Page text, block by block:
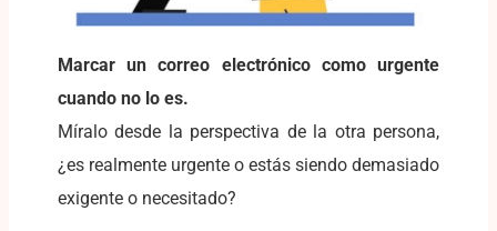
Marcar un correo electrónico como urgente
cuando no lo es.
Míralo desde la perspectiva de la otra persona,
¿es realmente urgente o estás siendo demasiado
exigente o necesitado?